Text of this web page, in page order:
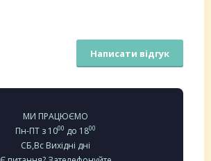
Написати відгук
МИ ПРАЦЮЄМО
Пн-ПТ з 1000 до 1800
СБ,Вс Вихідні дні